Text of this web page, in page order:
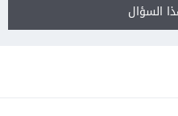
السؤال